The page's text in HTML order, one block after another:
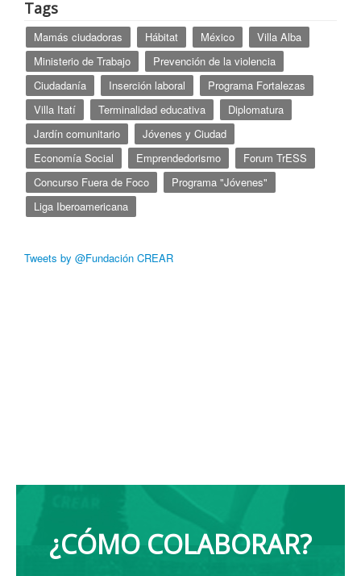
Tags
Mamás ciudadoras Hábitat México
Villa Alba
Ministerio de Trabajo
Prevención de la violencia
Ciudadanía
Inserción laboral
Programa Fortalezas
Villa Itatí
Terminalidad educativa
Diplomatura
Jardín comunitario
Jóvenes y Ciudad
Economía Social
Emprendedorismo
Forum TrESS
Concurso Fuera de Foco
Programa "Jóvenes"
Liga Iberoamericana
Tweets by @Fundación CREAR
¿CÓMO COLABORAR?